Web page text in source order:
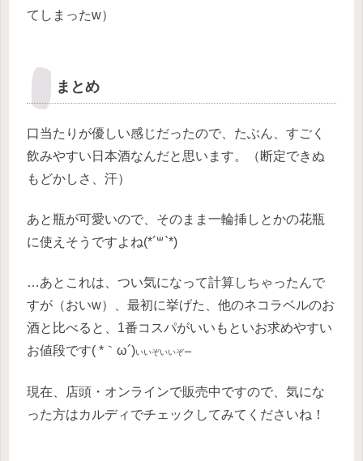
てしまったw）
まとめ
口当たりが優しい感じだったので、たぶん、すごく
飲みやすい日本酒なんだと思います。（断定できぬ
もどかしさ、汗）
あと瓶が可愛いので、そのまま一輪挿しとかの花瓶
に使えそうですよね(*´꒳`*)
…あとこれは、つい気になって計算しちゃったんで
すが（おいw）、最初に挙げた、他のネコラベルのお
酒と比べると、1番コスパがいいもといお求めやすい
お値段です( *｀ω´)いいぞいいぞー
現在、店頭・オンラインで販売中ですので、気にな
った方はカルディでチェックしてみてくださいね！